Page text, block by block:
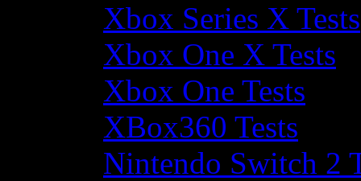
Xbox Series X Tests
Xbox One X Tests
Xbox One Tests
XBox360 Tests
Nintendo Switch 2